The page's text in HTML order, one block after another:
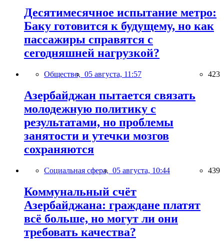
Десятимесячное испытание метро:
Баку готовится к будущему, но как
пассажиры справятся с
сегодняшней нагрузкой?
Общество, 05 августа, 11:57 423
Азербайджан пытается связать
молодежную политику с
результатами, но проблемы
занятости и утечки мозгов
сохраняются
Социальная сфера, 05 августа, 10:44 439
Коммунальный счёт
Азербайджана: граждане платят
всё больше, но могут ли они
требовать качества?